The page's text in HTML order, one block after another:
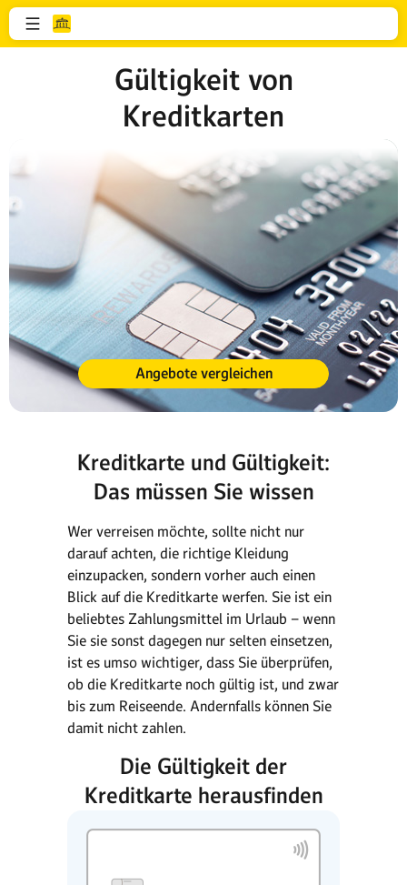
Gültigkeit von
Kreditkarten
Angebote vergleichen
Kreditkarte und Gültigkeit:
Das müssen Sie wissen
Wer verreisen möchte, sollte nicht nur
darauf achten, die richtige Kleidung
einzupacken, sondern vorher auch einen
Blick auf die Kreditkarte werfen. Sie ist ein
beliebtes Zahlungsmittel im Urlaub – wenn
Sie sie sonst dagegen nur selten einsetzen,
ist es umso wichtiger, dass Sie überprüfen,
ob die Kreditkarte noch gültig ist, und zwar
bis zum Reiseende. Andernfalls können Sie
damit nicht zahlen.
Die Gültigkeit der
Kreditkarte herausfinden